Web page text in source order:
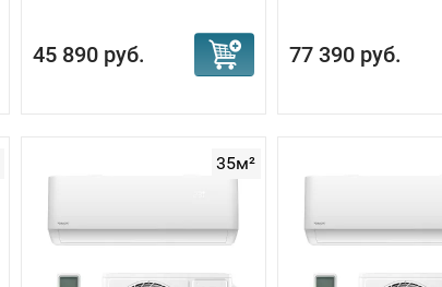
45 890 руб. 77 390 руб.
35м²